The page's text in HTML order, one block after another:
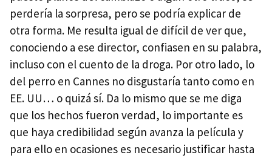
perdería la sorpresa, pero se podría explicar de
otra forma. Me resulta igual de difícil de ver que,
conociendo a ese director, confiasen en su palabra,
incluso con el cuento de la droga. Por otro lado, lo
del perro en Cannes no disgustaría tanto como en
EE. UU… o quizá sí. Da lo mismo que se me diga
que los hechos fueron verdad, lo importante es
que haya credibilidad según avanza la película y
para ello en ocasiones es necesario justificar hasta